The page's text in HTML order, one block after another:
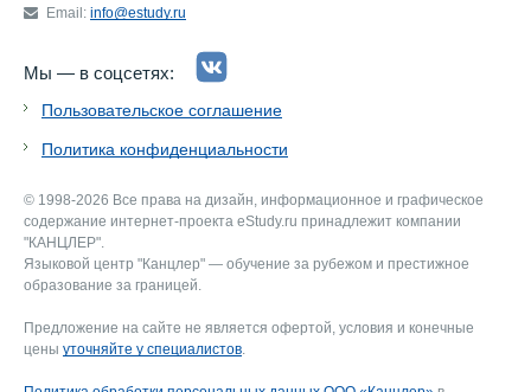
Email: info@estudy.ru
Мы — в соцсетях:
Пользовательское соглашение
Политика конфиденциальности
© 1998-2026 Все права на дизайн, информационное и графическое
содержание интернет-проекта eStudy.ru принадлежит компании
"КАНЦЛЕР".
Языковой центр "Канцлер" — обучение за рубежом и престижное
образование за границей.
Предложение на сайте не является офертой, условия и конечные
цены уточняйте у специалистов.